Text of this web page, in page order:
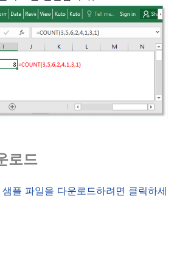
로드
샘플 파일을 다운로드하려면 클릭하세